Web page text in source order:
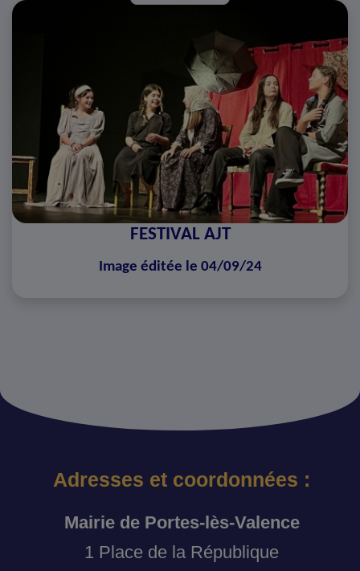
FESTIVAL AJT
Image éditée le 04/09/24
Adresses et coordonnées :
Mairie de Portes-lès-Valence
1 Place de la République